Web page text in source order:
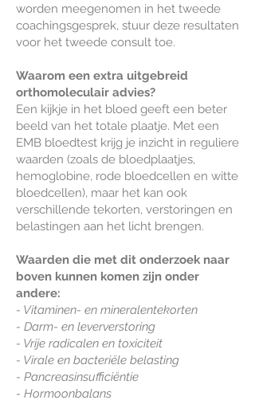
worden meegenomen in het tweede
coachingsgesprek, stuur deze resultaten
voor het tweede consult toe.
Waarom een extra uitgebreid
orthomoleculair advies?
Een kijkje in het bloed geeft een beter
beeld van het totale plaatje. Met een
EMB bloedtest krijg je inzicht in reguliere
waarden (zoals de bloedplaatjes,
hemoglobine, rode bloedcellen en witte
bloedcellen), maar het kan ook
verschillende tekorten, verstoringen en
belastingen aan het licht brengen.
Waarden die met dit onderzoek naar
boven kunnen komen zijn onder
andere:
- Vitaminen- en mineralentekorten
- Darm- en leververstoring
- Vrije radicalen en toxiciteit
- Virale en bacteriële belasting
- Pancreasinsufficiëntie
- Hormoonbalans